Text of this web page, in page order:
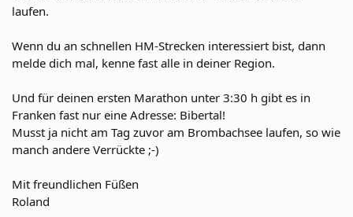
laufen.
Wenn du an schnellen HM-Strecken interessiert bist, dann
melde dich mal, kenne fast alle in deiner Region.
Und für deinen ersten Marathon unter 3:30 h gibt es in
Franken fast nur eine Adresse: Bibertal!
Musst ja nicht am Tag zuvor am Brombachsee laufen, so wie
manch andere Verrückte ;-)
Mit freundlichen Füßen
Roland